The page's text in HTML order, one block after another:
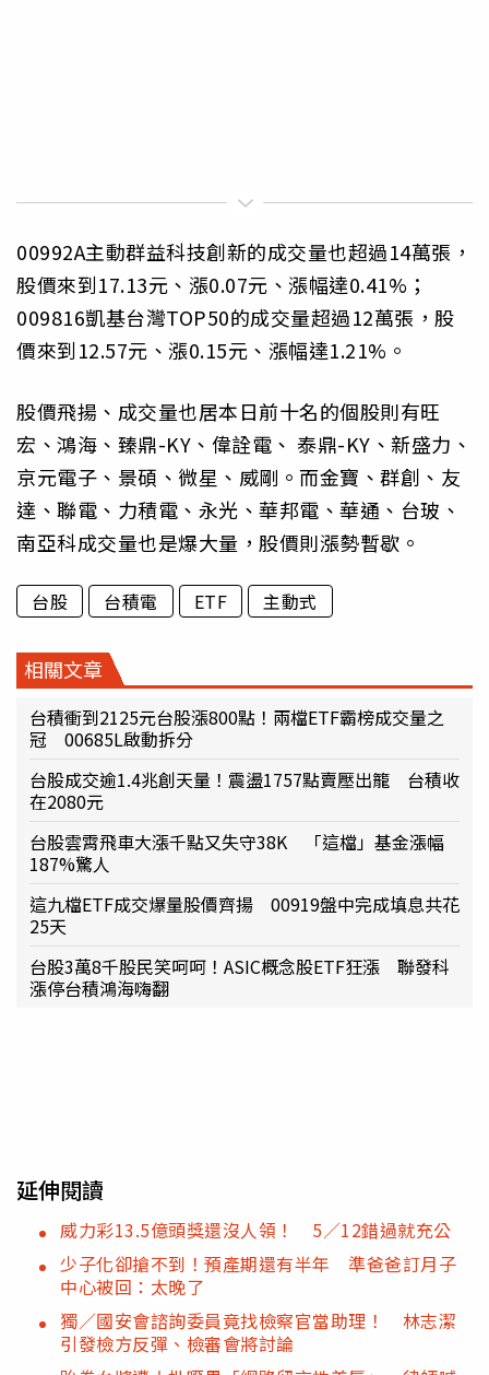
00992A主動群益科技創新的成交量也超過14萬張，
股價來到17.13元、漲0.07元、漲幅達0.41%；
009816凱基台灣TOP50的成交量超過12萬張，股
價來到12.57元、漲0.15元、漲幅達1.21%。
股價飛揚、成交量也居本日前十名的個股則有旺
宏、鴻海、臻鼎-KY、偉詮電、 泰鼎-KY、新盛力、
京元電子、景碩、微星、威剛。而金寶、群創、友
達、聯電、力積電、永光、華邦電、華通、台玻、
南亞科成交量也是爆大量，股價則漲勢暫歇。
台股 台積電 ETF 主動式
相關文章
台積衝到2125元台股漲800點！兩檔ETF霸榜成交量之
冠 00685L啟動拆分
台股成交逾1.4兆創天量！震盪1757點賣壓出籠 台積收
在2080元
台股雲霄飛車大漲千點又失守38K 「這檔」基金漲幅
187%驚人
這九檔ETF成交爆量股價齊揚 00919盤中完成填息共花
25天
台股3萬8千股民笑呵呵！ASIC概念股ETF狂漲 聯發科
漲停台積鴻海嗨翻
延伸閱讀
威力彩13.5億頭獎還沒人領！ 5／12錯過就充公
少子化卻搶不到！預產期還有半年 準爸爸訂月子
中心被回：太晚了
獨／國安會諮詢委員竟找檢察官當助理！ 林志潔
引發檢方反彈、檢審會將討論